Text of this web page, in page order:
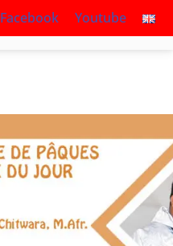
Facebook Youtube